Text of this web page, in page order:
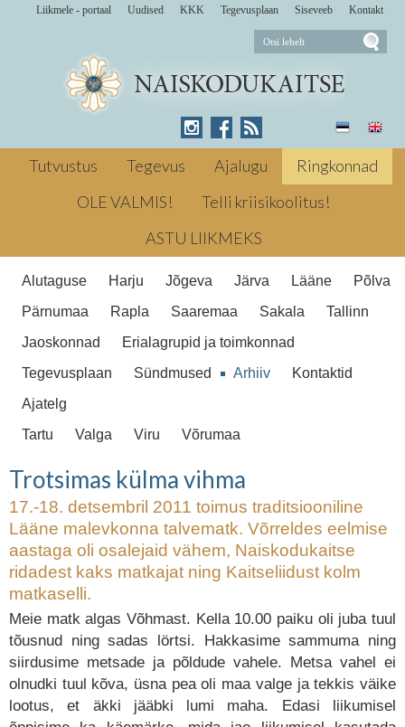
Liikmele - portaal Uudised KKK Tegevusplaan Siseveeb Kontakt
Trotsimas külma vihma
17. -18. detsembril 2011 toimus
talvematk. Võrreldes eelmise aastaga oli
osalejaid vähem, Naiskodukaitse ridadest
matkaselli. 2011 Matkamine ← Eelmine
Meeleolukas vastlapäev
Trotsimas külma
vihma
Lääne malevkonna talvematk
Tutvustus Tegevus Ajalugu
Ringkonnad
OLE VALMIS!
Telli kriisikoolitus!
ASTU LIIKMEKS
Alutaguse Harju Jõgeva Järva Lääne
Põlva
Pärnumaa
Rapla Saaremaa Sakala
Tallinn
Jaoskonnad
Erialagrupid ja toimkonnad
Tegevusplaan
Sündmused Arhiiv
Kontaktid
Ajatelg
Tartu
Valga Viru Võrumaa
Trotsimas külma vihma
17.-18. detsembril 2011 toimus traditsiooniline
Lääne malevkonna talvematk. Võrreldes eelmise
aastaga oli osalejaid vähem, Naiskodukaitse
ridadest kaks matkajat ning Kaitseliidust kolm
matkaselli.
Meie matk algas Võhmast. Kella 10.00 paiku oli juba tuul
tõusnud ning sadas lörtsi. Hakkasime sammuma ning
siirdusime metsade ja põldude vahele. Metsa vahel ei
olnudki tuul kõva, üsna pea oli maa valge ja tekkis väike
lootus, et äkki jääbki lumi maha. Edasi liikumisel